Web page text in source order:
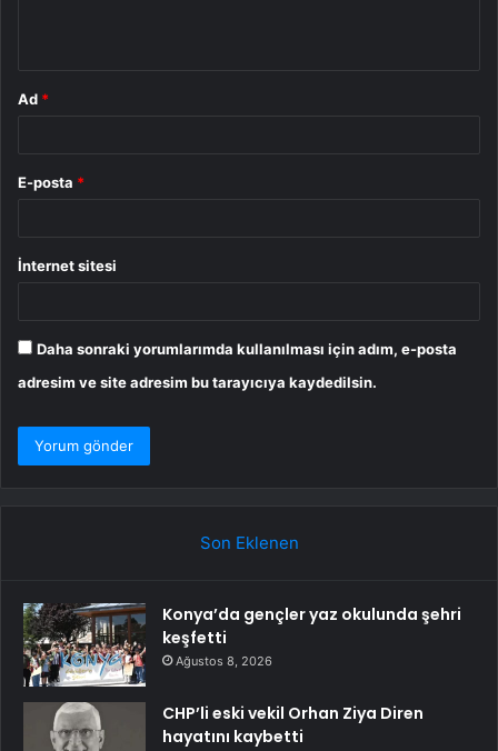
Ad *
E-posta *
İnternet sitesi
Daha sonraki yorumlarımda kullanılması için adım, e-posta
adresim ve site adresim bu tarayıcıya kaydedilsin.
Son Eklenen
Konya’da gençler yaz okulunda şehri
keşfetti
Ağustos 8, 2026
CHP’li eski vekil Orhan Ziya Diren
hayatını kaybetti